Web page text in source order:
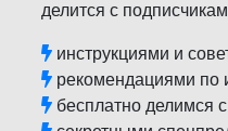
делится с
инструкциями и
рекомендациями по
бесплатно делимся